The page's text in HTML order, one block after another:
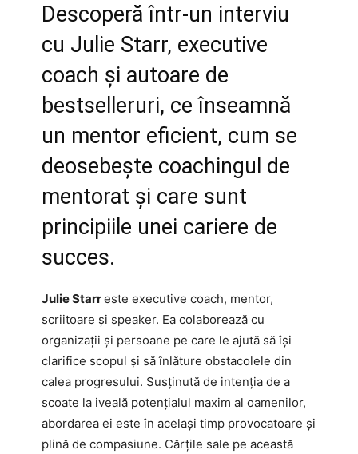
Descoperă într-un interviu
cu Julie Starr, executive
coach și autoare de
bestselleruri, ce înseamnă
un mentor eficient, cum se
deosebește coachingul de
mentorat și care sunt
principiile unei cariere de
succes.
Julie Starreste executive coach, mentor,
scriitoare și speaker. Ea colaborează cu
organizații și persoane pe care le ajută să își
clarifice scopul și să înlăture obstacolele din
calea progresului. Susținută de intenția de a
scoate la iveală potențialul maxim al oamenilor,
abordarea ei este în același timp provocatoare și
plină de compasiune. Cărțile sale pe această